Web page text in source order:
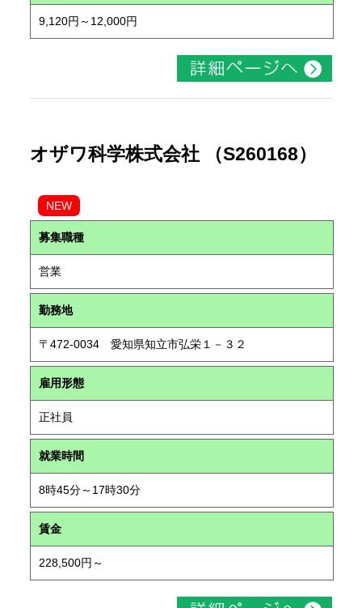
9,120円～12,000円
オザワ科学株式会社 （S260168）
NEW
募集職種
営業
勤務地
〒472-0034 愛知県知立市弘栄１－３２
雇用形態
正社員
就業時間
8時45分～17時30分
賃金
228,500円～